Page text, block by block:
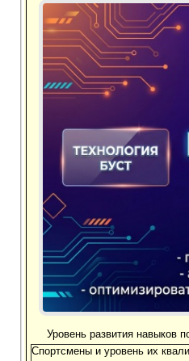
Уровень развития навыков
Спортсмены и уровень их